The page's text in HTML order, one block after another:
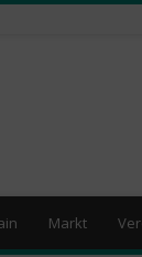
Markt